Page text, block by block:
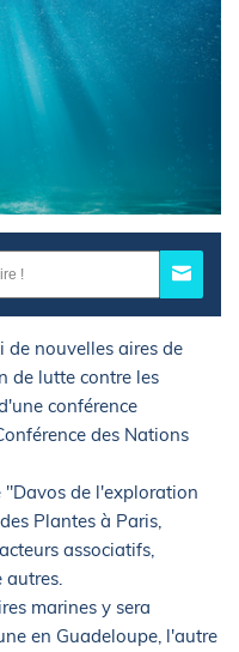
de nouvelles aires de
de lutte contre les
conférence
des Nations
"Davos de l'exploration
Plantes à Paris,
associatifs,
autres.
marines y sera
en Guadeloupe, l'autre